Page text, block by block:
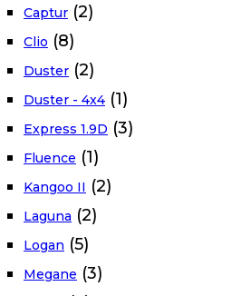
Captur (2)
Clio (8)
Duster (2)
Duster - 4x4 (1)
Express 1.9D (3)
Fluence (1)
Kangoo II (2)
Laguna (2)
Logan (5)
Megane (3)